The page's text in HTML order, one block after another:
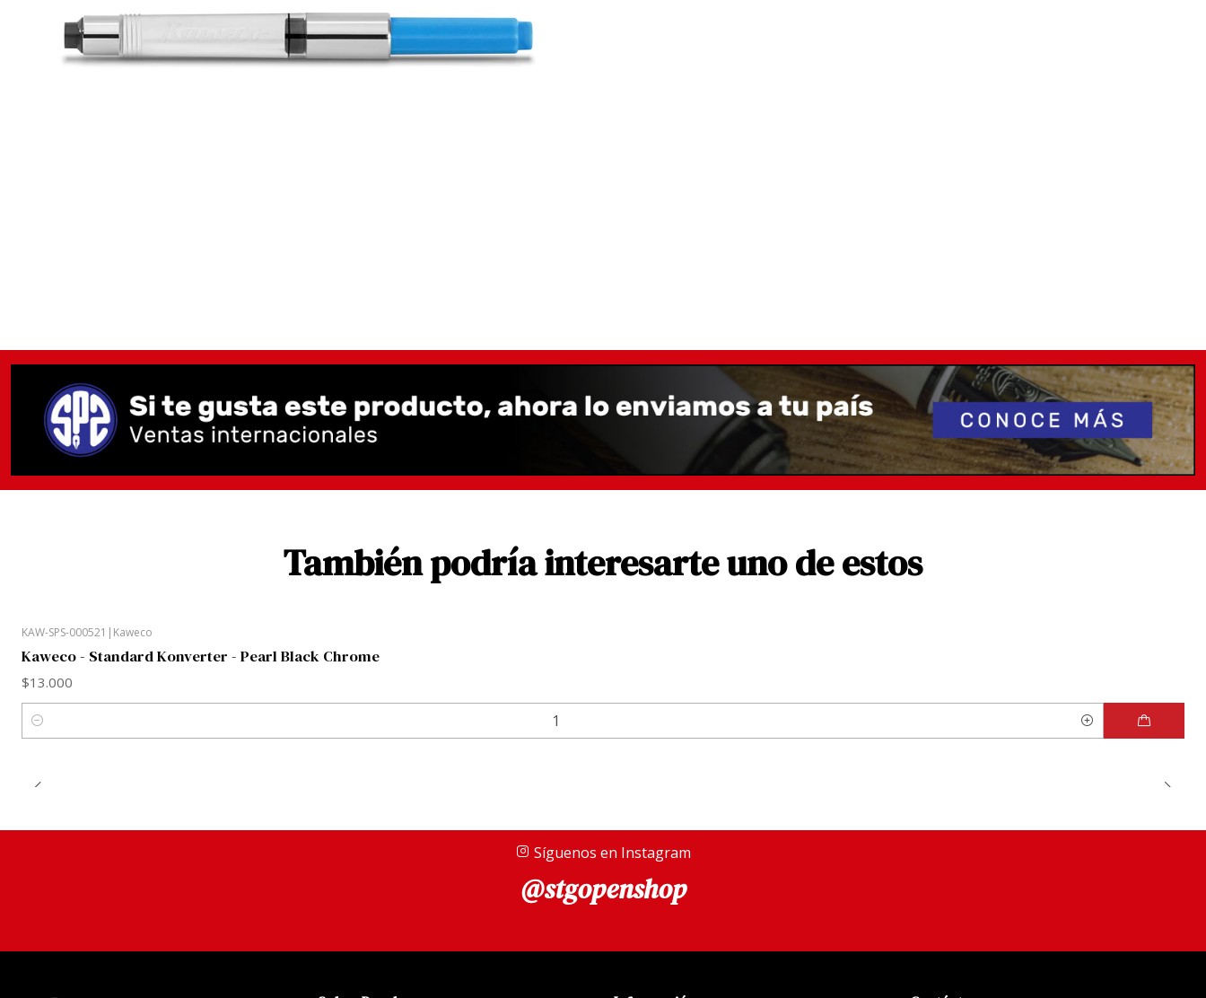
También podría interesarte uno de estos
KAW-SPS-000521 | Kaweco
Kaweco - Standard Konverter - Pearl Black Chrome
$13.000
Cantidad
Síguenos en Instagram
@stgopenshop